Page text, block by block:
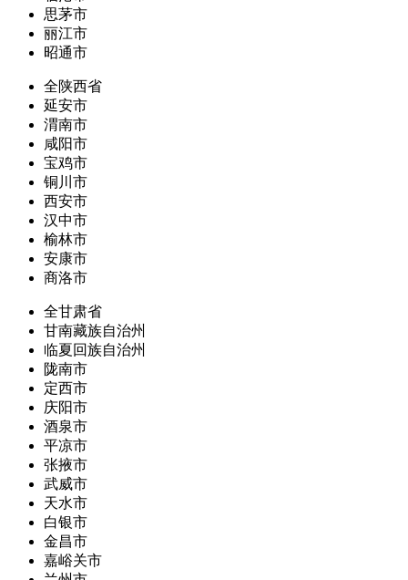
思茅市
丽江市
昭通市
全陕西省
延安市
渭南市
咸阳市
宝鸡市
铜川市
西安市
汉中市
榆林市
安康市
商洛市
全甘肃省
甘南藏族自治州
临夏回族自治州
陇南市
定西市
庆阳市
酒泉市
平凉市
张掖市
武威市
天水市
白银市
金昌市
嘉峪关市